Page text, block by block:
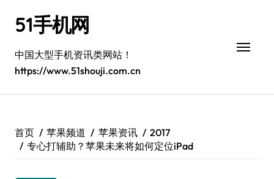
51手机网
中国大型手机资讯类网站！
https://www.51shouji.com.cn
首页 苹果频道 苹果资讯
2017
专心打辅助？苹果未来将如何定位iPad